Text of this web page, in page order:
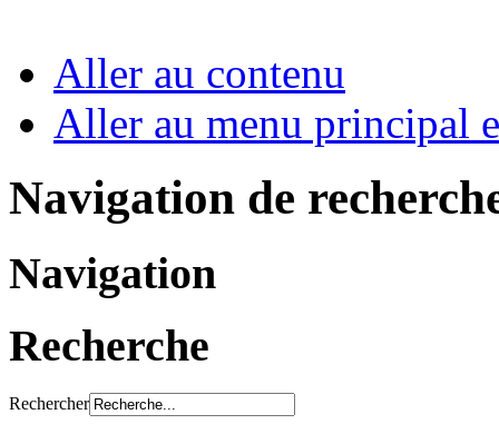
Aller au contenu
Aller au menu principal
Navigation de
Navigation
Recherche
Rechercher